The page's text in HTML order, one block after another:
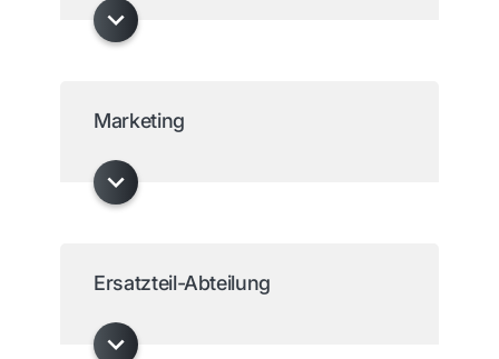
Marketing
Ersatzteil-Abteilung